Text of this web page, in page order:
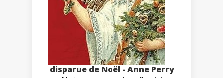
disparue de Noël - Anne Perry